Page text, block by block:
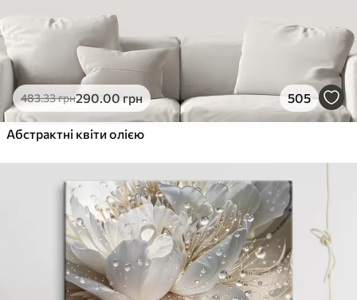
483.33грн290.00грн 505
Абстрактні квіти олією